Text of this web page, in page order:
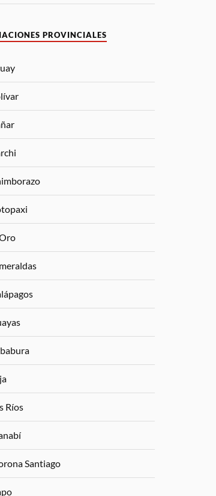
PROVINCIALES
Ríos
Santiago